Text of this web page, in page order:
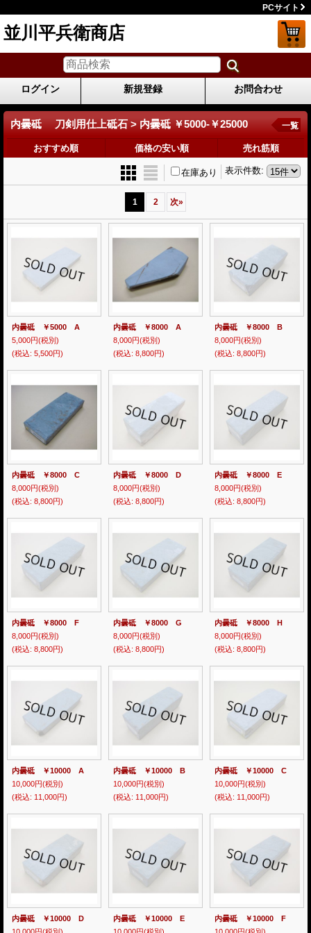
PCサイト
並川平兵衛商店
ログイン 新規登録 お問合わせ
内曇砥 刀剣用仕上砥石 > 内曇砥 ￥5000-￥25000 一覧
おすすめ順 価格の安い順 売れ筋順
表示件数:
在庫あり
1 2 次»
内曇砥 ￥5000 A
5,000円(税別)
(税込: 5,500円)
内曇砥 ￥8000 A
8,000円(税別)
(税込: 8,800円)
内曇砥 ￥8000 B
8,000円(税別)
(税込: 8,800円)
内曇砥 ￥8000 C
8,000円(税別)
(税込: 8,800円)
内曇砥 ￥8000 D
8,000円(税別)
(税込: 8,800円)
内曇砥 ￥8000 E
8,000円(税別)
(税込: 8,800円)
内曇砥 ￥8000 F
8,000円(税別)
(税込: 8,800円)
内曇砥 ￥8000 G
8,000円(税別)
(税込: 8,800円)
内曇砥 ￥8000 H
8,000円(税別)
(税込: 8,800円)
内曇砥 ￥10000 A
10,000円(税別)
(税込: 11,000円)
内曇砥 ￥10000 B
10,000円(税別)
(税込: 11,000円)
内曇砥 ￥10000 C
10,000円(税別)
(税込: 11,000円)
内曇砥 ￥10000 D
内曇砥 ￥10000 E
内曇砥 ￥10000 F